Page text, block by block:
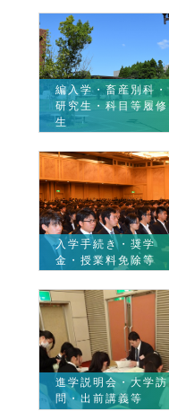
編入学・畜産別科・
研究生・科目等履修
生
入学手続き・奨学
金・授業料免除等
進学説明会・大学訪
問・出前講義等